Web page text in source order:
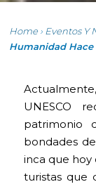
Home › Eventos Y
Humanidad Hace
UNESCO
patrimonio
bondades
inca que
turistas que